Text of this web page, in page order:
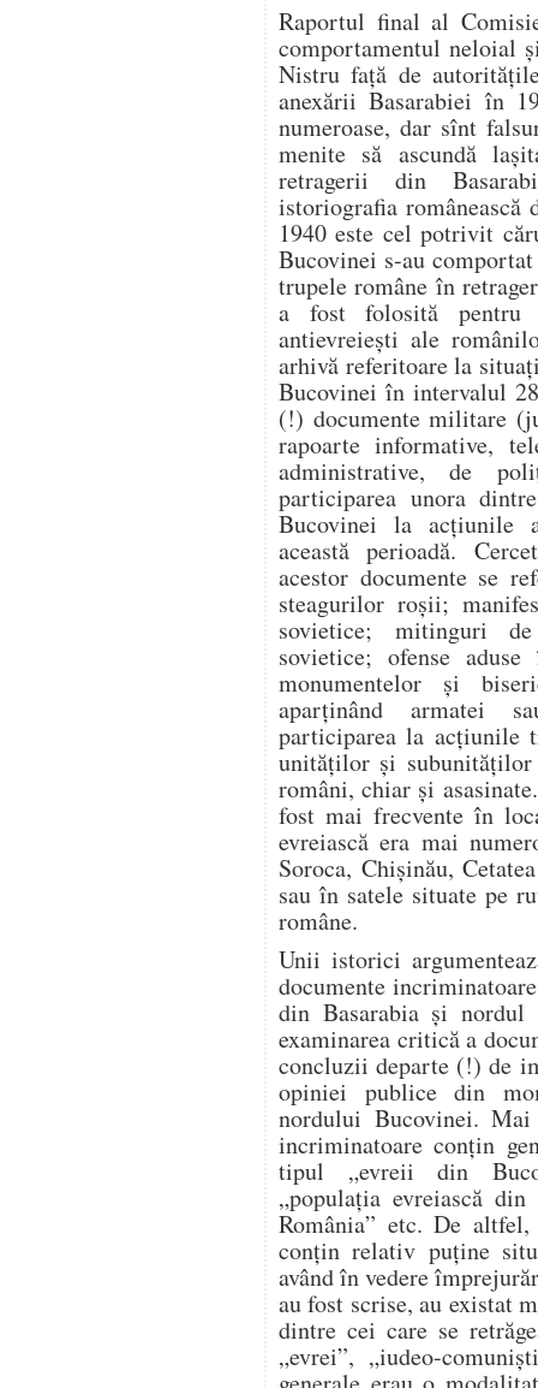
Raportul final al
comportamentul neloial
Nistru față de
anexării Basarabiei în
numeroase, dar sînt
menite să ascundă
retragerii din
istoriografia
1940 este cel potrivit
Bucovinei s-au
trupele române în
a fost folosită pentru
antievreiești ale
arhivă referitoare la
Bucovinei în intervalul
(!) documente militare
rapoarte informative,
administrative, de
participarea unora
Bucovinei la acțiunile
această perioadă.
acestor documente se
steagurilor roșii;
sovietice; mitinguri
sovietice; ofense
monumentelor și
aparținând armatei
participarea la acțiunile
unităților și
români, chiar și
fost mai frecvente în
evreiască era mai
Soroca, Chișinău,
sau în satele situate pe
române.
Unii istorici
documente
din Basarabia și nordul
examinarea critică a
concluzii departe (!) de
opiniei publice din
nordului Bucovinei.
incriminatoare conțin
tipul „evreii din
„populația evreiască
România” etc. De
conțin relativ puține
având în vedere
au fost scrise, au existat
dintre cei care se
„evrei”, „iudeo-